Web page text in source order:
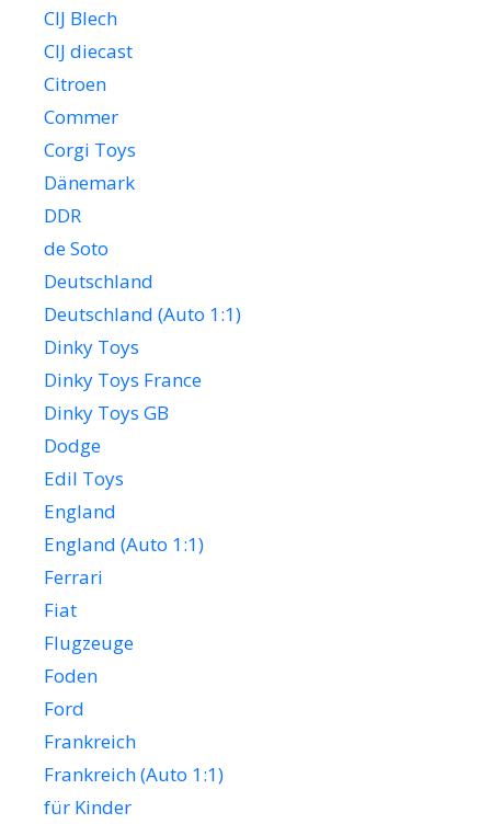
CIJ Blech
CIJ diecast
Citroen
Commer
Corgi Toys
Dänemark
DDR
de Soto
Deutschland
Deutschland (Auto 1:1)
Dinky Toys
Dinky Toys France
Dinky Toys GB
Dodge
Edil Toys
England
England (Auto 1:1)
Ferrari
Fiat
Flugzeuge
Foden
Ford
Frankreich
Frankreich (Auto 1:1)
für Kinder